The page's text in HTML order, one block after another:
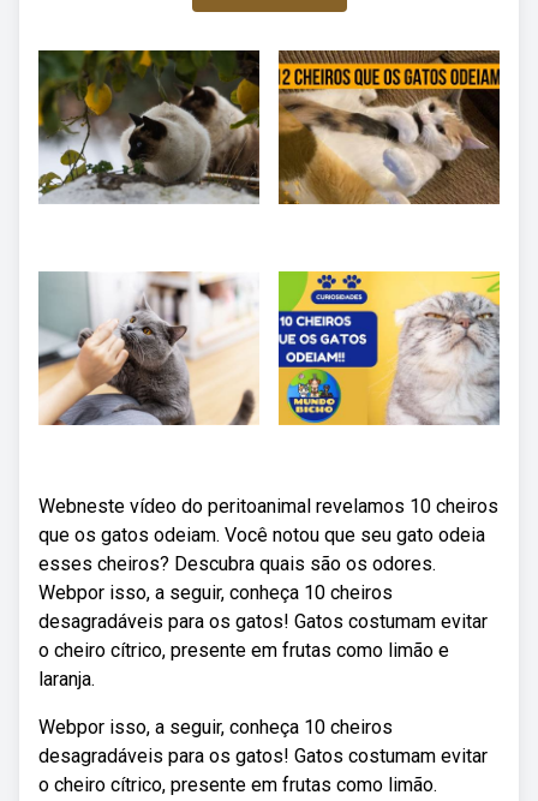
Webneste vídeo do peritoanimal revelamos 10 cheiros
que os gatos odeiam. Você notou que seu gato odeia
esses cheiros? Descubra quais são os odores.
Webpor isso, a seguir, conheça 10 cheiros
desagradáveis para os gatos! Gatos costumam evitar
o cheiro cítrico, presente em frutas como limão e
laranja.
Webpor isso, a seguir, conheça 10 cheiros
desagradáveis para os gatos! Gatos costumam evitar
o cheiro cítrico, presente em frutas como limão.